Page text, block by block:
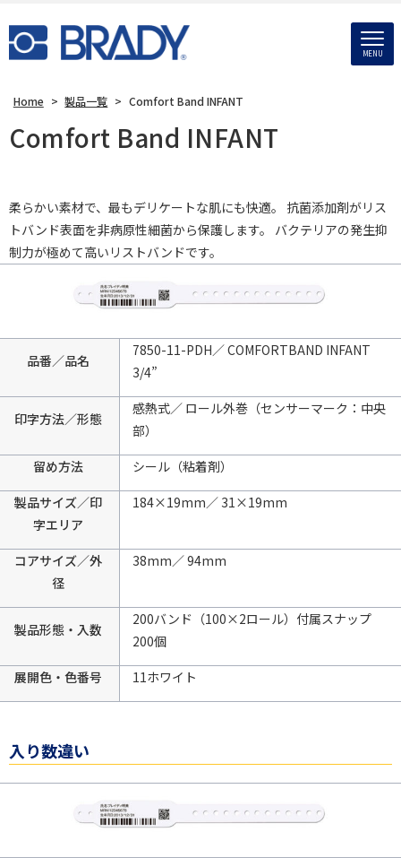
MENU
Home > 製品一覧 > Comfort Band INFANT
Comfort Band INFANT
柔らかい素材で、最もデリケートな肌にも快適。 抗菌添加剤がリス
トバンド表面を非病原性細菌から保護します。 バクテリアの発生抑
制力が極めて高いリストバンドです。
品番／品名
7850-11-PDH／ COMFORTBAND INFANT
3/4”
印字方法／形態
感熱式／ ロール外巻（センサーマーク：中央
部）
留め方法
シール（粘着剤）
製品サイズ／印
字エリア
184×19mm／ 31×19mm
コアサイズ／外
径
38mm／ 94mm
製品形態・入数
200バンド（100×2ロール）付属スナップ
200個
展開色・色番号
11ホワイト
入り数違い